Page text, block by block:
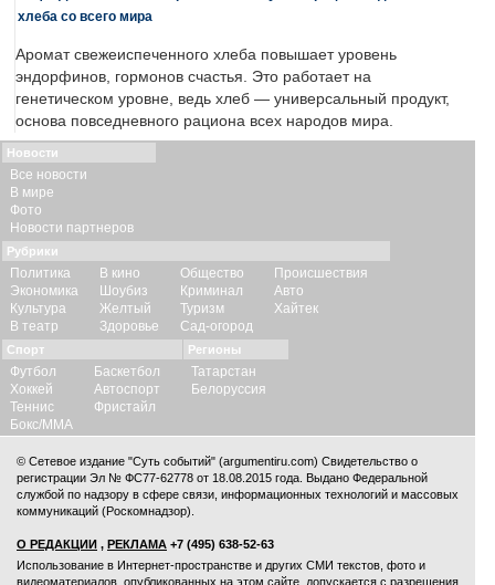
хлеба со всего мира
Аромат свежеиспеченного хлеба повышает уровень
эндорфинов, гормонов счастья. Это работает на
генетическом уровне, ведь хлеб — универсальный продукт,
основа повседневного рациона всех народов мира.
Новости
Все новости
В мире
Фото
Новости партнеров
Рубрики
Политика
Экономика
Культура
В театр
В кино
Шоубиз
Желтый
Здоровье
Общество
Криминал
Туризм
Сад-огород
Происшествия
Авто
Хайтек
Спорт
Футбол
Хоккей
Теннис
Бокс/ММА
Баскетбол
Автоспорт
Фристайл
Регионы
Татарстан
Белоруссия
© Сетевое издание "Суть событий" (argumentiru.com) Свидетельство о
регистрации Эл № ФС77-62778 от 18.08.2015 года. Выдано Федеральной
службой по надзору в сфере связи, информационных технологий и массовых
коммуникаций (Роскомнадзор).
О РЕДАКЦИИ , РЕКЛАМА +7 (495) 638-52-63
Использование в Интернет-пространстве и других СМИ текстов, фото и
видеоматериалов, опубликованных на этом сайте, допускается с разрешения